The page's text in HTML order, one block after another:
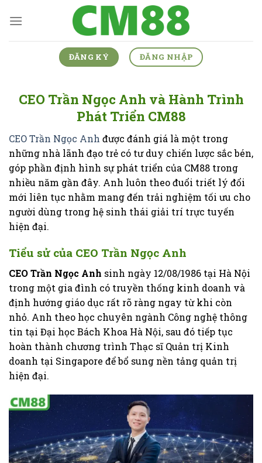
ĐĂNG KÝ ĐĂNG NHẬP
CEO Trần Ngọc Anh và Hành Trình
Phát Triển CM88
CEO Trần Ngọc Anh được đánh giá là một trong
những nhà lãnh đạo trẻ có tư duy chiến lược sắc bén,
góp phần định hình sự phát triển của CM88 trong
nhiều năm gần đây. Anh luôn theo đuổi triết lý đổi
mới liên tục nhằm mang đến trải nghiệm tối ưu cho
người dùng trong hệ sinh thái giải trí trực tuyến
hiện đại.
Tiểu sử của CEO Trần Ngọc Anh
CEO Trần Ngọc Anh sinh ngày 12/08/1986 tại Hà Nội
trong một gia đình có truyền thống kinh doanh và
định hướng giáo dục rất rõ ràng ngay từ khi còn
nhỏ. Anh theo học chuyên ngành Công nghệ thông
tin tại Đại học Bách Khoa Hà Nội, sau đó tiếp tục
hoàn thành chương trình Thạc sĩ Quản trị Kinh
doanh tại Singapore để bổ sung nền tảng quản trị
hiện đại.